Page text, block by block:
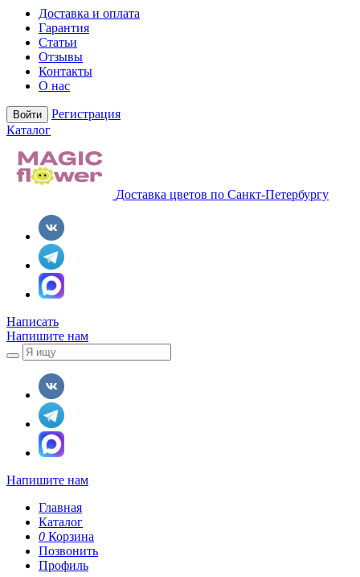
Доставка и оплата
Гарантия
Статьи
Отзывы
Контакты
О нас
Войти
Регистрация
Каталог
Доставка цветов по Санкт-Петербургу
Написать
Напишите нам
Напишите нам
Главная
Каталог
0 Корзина
Позвонить
Профиль